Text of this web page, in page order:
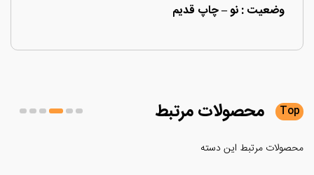
وضعیت : نو – چاپ قدیم
محصولاتمرتبط
مرتبط این دسته